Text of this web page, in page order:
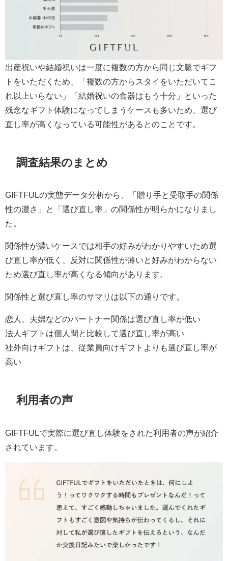
出産祝いや結婚祝いは一度に複数の方から同じ文脈でギフ
トをいただくため、「複数の方からスタイをいただいてこ
れ以上いらない」「結婚祝いの食器はもう十分」といった
残念なギフト体験になってしまうケースも多いため、選び
直し率が高くなっている可能性があるとのことです。
調査結果のまとめ
GIFTFULの実態データ分析から、「贈り手と受取手の関係
性の濃さ」と「選び直し率」の関係性が明らかになりまし
た。
関係性が濃いケースでは相手の好みがわかりやすいため選
び直し率が低く、反対に関係性が薄いと好みがわからない
ため選び直し率が高くなる傾向があります。
関係性と選び直し率のサマリは以下の通りです。
恋人、夫婦などのパートナー関係は選び直し率が低い
法人ギフトは個人間と比較して選び直し率が高い
社外向けギフトは、従業員向けギフトよりも選び直し率が
高い
利用者の声
GIFTFULで実際に選び直し体験をされた利用者の声が紹介
されています。